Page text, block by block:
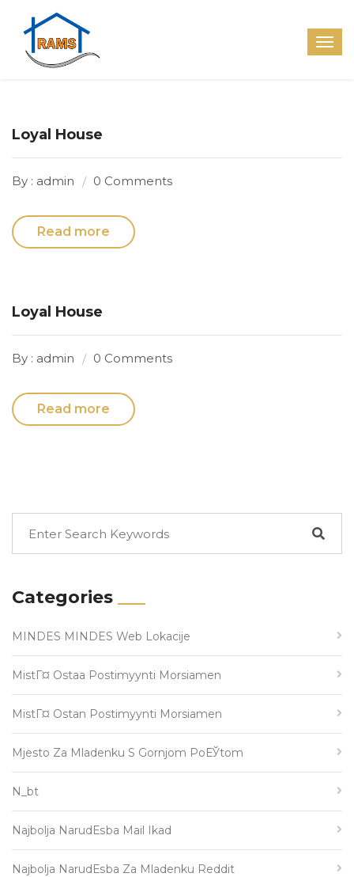
Loyal House
By : admin 0 Comments
Read more
Loyal House
By : admin 0 Comments
Read more
Categories
MINDES MINDES Web Lokacije
MistГ¤ Ostaa Postimyynti Morsiamen
MistГ¤ Ostan Postimyynti Morsiamen
Mjesto Za Mladenku S Gornjom PoЕЎtom
N_bt
Najbolja NarudЕѕba Mail Ikad
Najbolja NarudЕѕba Za Mladenku Reddit